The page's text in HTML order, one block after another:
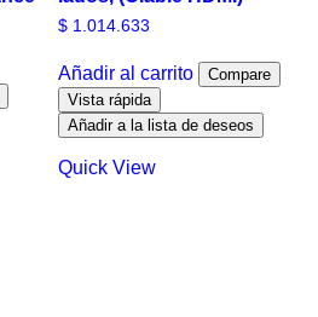
$1.014.633
Añadir al carrito
Compare
Vista rápida
Añadir a la lista de deseos
Quick View